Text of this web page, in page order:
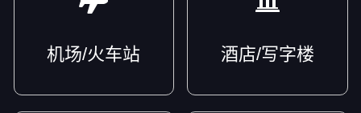
机场/火车站 酒店/写字楼